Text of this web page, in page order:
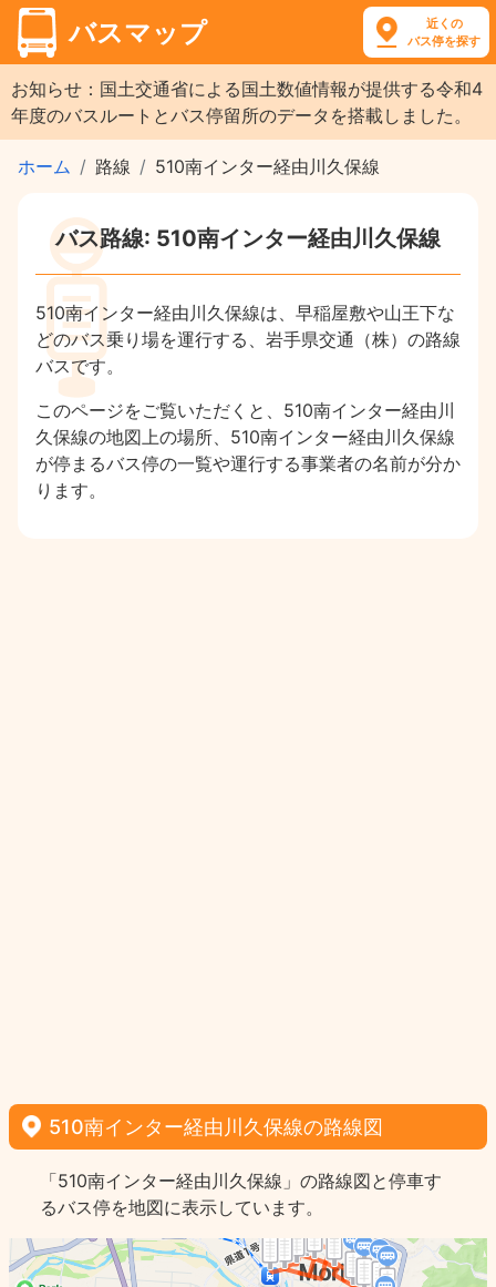
バスマップ
近くの
バス停を探す
お知らせ：国土交通省による国土数値情報が提供する令和4
年度のバスルートとバス停留所のデータを搭載しました。
ホーム 路線 510南インター経由川久保線
バス路線: 510南インター経由川久保線
510南インター経由川久保線は、早稲屋敷や山王下な
どのバス乗り場を運行する、岩手県交通（株）の路線
バスです。
このページをご覧いただくと、510南インター経由川
久保線の地図上の場所、510南インター経由川久保線
が停まるバス停の一覧や運行する事業者の名前が分か
ります。
510南インター経由川久保線の路線図
「510南インター経由川久保線」の路線図と停車す
るバス停を地図に表示しています。